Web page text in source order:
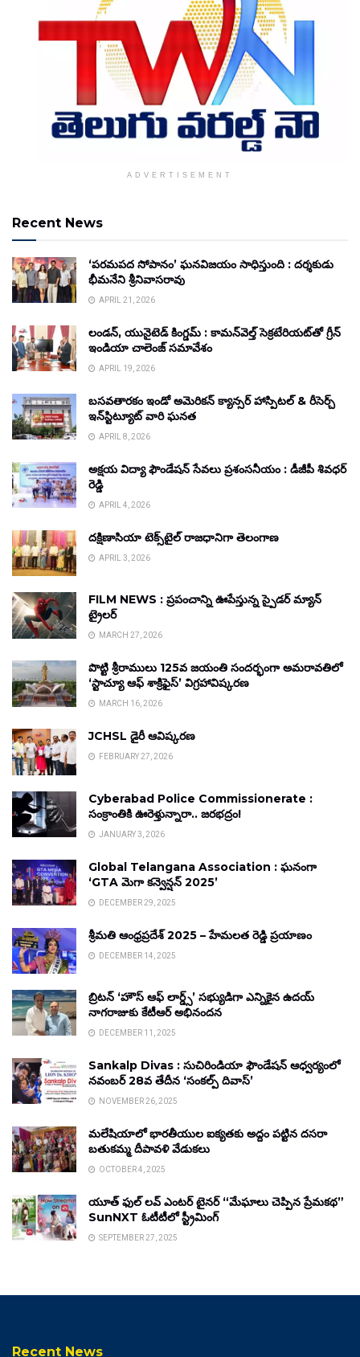
ADVERTISEMENT
Recent News
‘పరమపద సోపానం’ ఘనవిజయం సాధిస్తుంది : దర్శకుడు
భీమనేని శ్రీనివాసరావు
APRIL 21, 2026
లండన్, యునైటెడ్ కింగ్డమ్ : కామన్‌వెల్త్ సెక్రటేరియట్‌తో గ్రీన్
ఇండియా చాలెంజ్ సమావేశం
APRIL 19, 2026
బసవతారకం ఇండో అమెరికన్ క్యాన్సర్ హాస్పిటల్ & రీసెర్చ్
ఇన్‌స్టిట్యూట్ వారి ఘనత
APRIL 8, 2026
అక్షయ విద్యా ఫౌండేషన్ సేవలు ప్రశంసనీయం : డీజీపీ శివధర్
రెడ్డి
APRIL 4, 2026
దక్షిణాసియా టెక్స్‌టైల్ రాజధానిగా తెలంగాణ
APRIL 3, 2026
FILM NEWS : ప్రపంచాన్ని ఊపేస్తున్న స్పైడర్ మ్యాన్
ట్రైలర్
MARCH 27, 2026
పొట్టి శ్రీరాములు 125వ జయంతి సందర్భంగా అమరావతిలో
‘స్టాచ్యూ ఆఫ్ శాక్రిఫైస్’ విగ్రహావిష్కరణ
MARCH 16, 2026
JCHSL డైరీ ఆవిష్కరణ
FEBRUARY 27, 2026
Cyberabad Police Commissionerate :
సంక్రాంతికి ఊరెళ్తున్నారా.. జరభద్రం!
JANUARY 3, 2026
Global Telangana Association : ఘనంగా
‘GTA మెగా కన్వెన్షన్ 2025’
DECEMBER 29, 2025
శ్రీమతి ఆంధ్రప్రదేశ్ 2025 – హేమలత రెడ్డి ప్రయాణం
DECEMBER 14, 2025
బ్రిటన్ ‘హౌస్ ఆఫ్ లార్డ్స్’ సభ్యుడిగా ఎన్నికైన ఉదయ్
నాగరాజుకు కేటీఆర్ అభినందన
DECEMBER 11, 2025
Sankalp Divas : సుచిరిండియా ఫౌండేషన్ ఆధ్వర్యంలో
నవంబర్ 28వ తేదీన ‘సంకల్ప్ దివాస్’
NOVEMBER 26, 2025
మలేషియాలో భారతీయుల ఐక్యతకు అద్దం పట్టిన దసరా
బతుకమ్మ దీపావళి వేడుకలు
OCTOBER 4, 2025
యూత్ ఫుల్ లవ్ ఎంటర్ టైనర్ “మేఘాలు చెప్పిన ప్రేమకథ”
SunNXT ఓటీటీలో స్ట్రీమింగ్
SEPTEMBER 27, 2025
Recent News